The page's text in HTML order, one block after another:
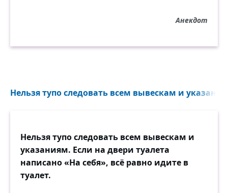
Анекдот
Нельзя тупо следовать всем вывескам и
Нельзя тупо следовать всем вывескам и
указаниям. Если на двери туалета
написано «На себя», всё равно идите в
туалет.